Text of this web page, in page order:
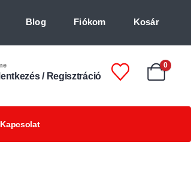
Blog Fiókom Kosár
/ Regisztráció
0
Kapcsolat